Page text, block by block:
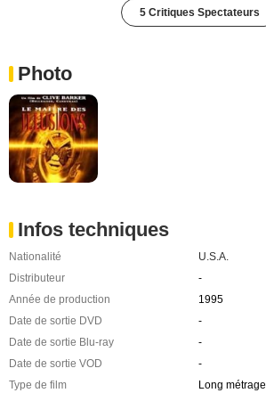
5 Critiques Spectateurs
Photo
Infos techniques
Nationalité
U.S.A.
Distributeur
-
Année de production
1995
Date de sortie DVD
-
Date de sortie Blu-ray
-
Date de sortie VOD
-
Type de film
Long métrage